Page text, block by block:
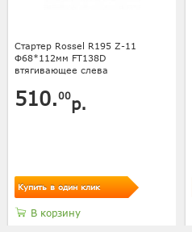
Стартер Rossel R195 Z-11
Ф68*112мм FT138D
втягивающее слева
510.00р.
Купить в один клик
В корзину